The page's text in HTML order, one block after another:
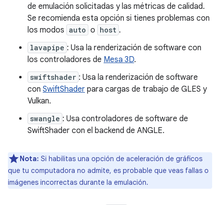
de emulación solicitadas y las métricas de calidad.
Se recomienda esta opción si tienes problemas con
los modos auto o host .
lavapipe : Usa la renderización de software con
los controladores de Mesa 3D.
swiftshader : Usa la renderización de software
con SwiftShader para cargas de trabajo de GLES y
Vulkan.
swangle : Usa controladores de software de
SwiftShader con el backend de ANGLE.
Nota: Si habilitas una opción de aceleración de gráficos
que tu computadora no admite, es probable que veas fallas o
imágenes incorrectas durante la emulación.